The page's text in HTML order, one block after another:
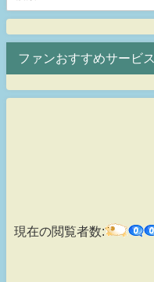
ファンおすすめサービス
現在の閲覧者数: